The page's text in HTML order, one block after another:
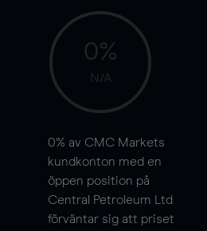
0%
N/A
0% av CMC Markets
kundkonton med en
öppen position på
Central Petroleum Ltd
förväntar sig att priset